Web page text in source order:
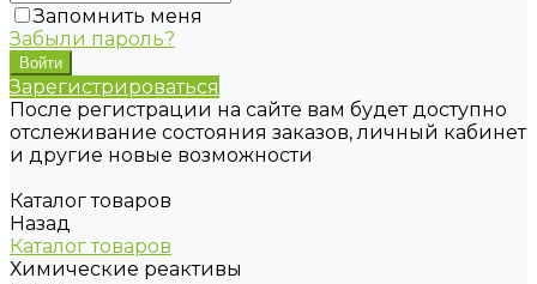
Запомнить меня
Забыли пароль?
Зарегистрироваться
После регистрации на сайте вам будет доступно
отслеживание состояния заказов, личный кабинет
и другие новые возможности
Каталог товаров
Назад
Каталог товаров
Химические реактивы